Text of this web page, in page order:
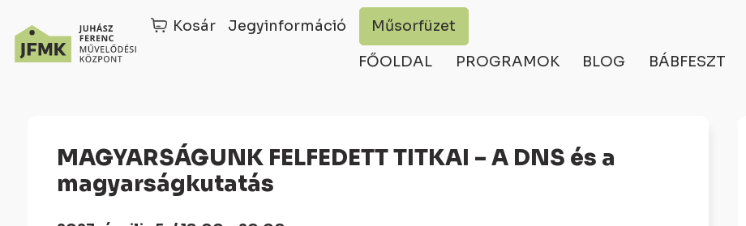
Kosár Jegyinformáció Műsorfüzet
FŐOLDAL PROGRAMOK BLOG BÁBFESZT
MAGYARSÁGUNK FELFEDETT TITKAI – A DNS és a
magyarságkutatás